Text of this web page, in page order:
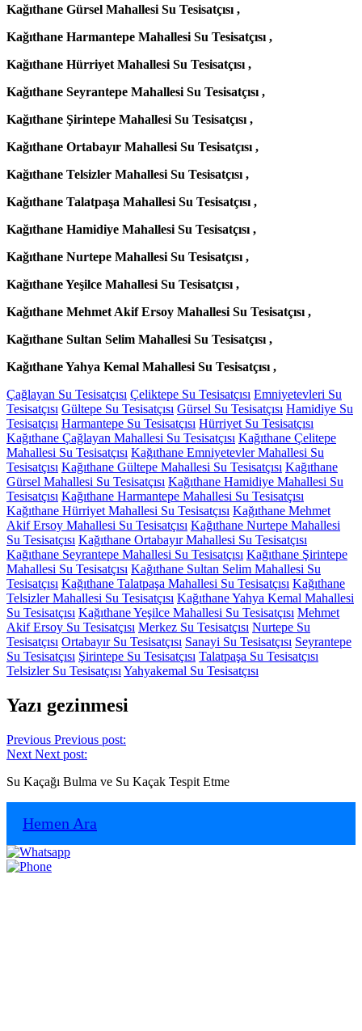
Kağıthane Gürsel Mahallesi Su Tesisatçısı ,
Kağıthane Harmantepe Mahallesi Su Tesisatçısı ,
Kağıthane Hürriyet Mahallesi Su Tesisatçısı ,
Kağıthane Seyrantepe Mahallesi Su Tesisatçısı ,
Kağıthane Şirintepe Mahallesi Su Tesisatçısı ,
Kağıthane Ortabayır Mahallesi Su Tesisatçısı ,
Kağıthane Telsizler Mahallesi Su Tesisatçısı ,
Kağıthane Talatpaşa Mahallesi Su Tesisatçısı ,
Kağıthane Hamidiye Mahallesi Su Tesisatçısı ,
Kağıthane Nurtepe Mahallesi Su Tesisatçısı ,
Kağıthane Yeşilce Mahallesi Su Tesisatçısı ,
Kağıthane Mehmet Akif Ersoy Mahallesi Su Tesisatçısı ,
Kağıthane Sultan Selim Mahallesi Su Tesisatçısı ,
Kağıthane Yahya Kemal Mahallesi Su Tesisatçısı ,
Çağlayan Su Tesisatçısı Çeliktepe Su Tesisatçısı Emniyetevleri Su
Tesisatçısı Gültepe Su Tesisatçısı Gürsel Su Tesisatçısı Hamidiye Su
Tesisatçısı Harmantepe Su Tesisatçısı Hürriyet Su Tesisatçısı
Kağıthane Çağlayan Mahallesi Su Tesisatçısı Kağıthane Çelitepe
Mahallesi Su Tesisatçısı Kağıthane Emniyetevler Mahallesi Su
Tesisatçısı Kağıthane Gültepe Mahallesi Su Tesisatçısı Kağıthane
Gürsel Mahallesi Su Tesisatçısı Kağıthane Hamidiye Mahallesi Su
Tesisatçısı Kağıthane Harmantepe Mahallesi Su Tesisatçısı
Kağıthane Hürriyet Mahallesi Su Tesisatçısı Kağıthane Mehmet
Akif Ersoy Mahallesi Su Tesisatçısı Kağıthane Nurtepe Mahallesi
Su Tesisatçısı Kağıthane Ortabayır Mahallesi Su Tesisatçısı
Kağıthane Seyrantepe Mahallesi Su Tesisatçısı Kağıthane Şirintepe
Mahallesi Su Tesisatçısı Kağıthane Sultan Selim Mahallesi Su
Tesisatçısı Kağıthane Talatpaşa Mahallesi Su Tesisatçısı Kağıthane
Telsizler Mahallesi Su Tesisatçısı Kağıthane Yahya Kemal Mahallesi
Su Tesisatçısı Kağıthane Yeşilce Mahallesi Su Tesisatçısı Mehmet
Akif Ersoy Su Tesisatçısı Merkez Su Tesisatçısı Nurtepe Su
Tesisatçısı Ortabayır Su Tesisatçısı Sanayi Su Tesisatçısı Seyrantepe
Su Tesisatçısı Şirintepe Su Tesisatçısı Talatpaşa Su Tesisatçısı
Telsizler Su TesisatçısıYahyakemal Su Tesisatçısı
Yazı gezinmesi
Previous Previous post:
Next Next post:
Su Kaçağı Bulma ve Su Kaçak Tespit Etme
Hemen Ara